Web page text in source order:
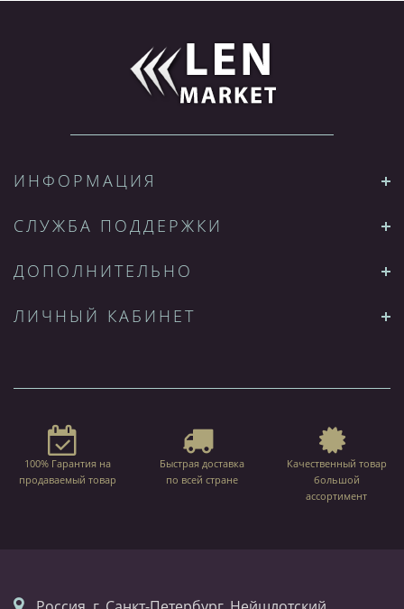
ИНФОРМАЦИЯ
СЛУЖБА ПОДДЕРЖКИ
ДОПОЛНИТЕЛЬНО
ЛИЧНЫЙ КАБИНЕТ
100% Гарантия на
продаваемый товар
Быстрая доставка
по всей стране
Качественный товар
большой
ассортимент